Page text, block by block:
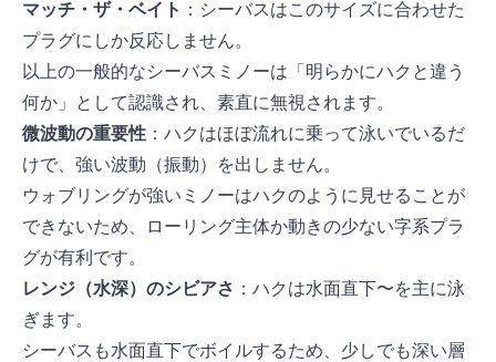
マッチ・ザ・ベイト ：シーバスはこのサイズに合わせた
プラグにしか反応しません。
10cm以上の一般的なシーバスミノーは「明らかにハクと違う
何か」として認識され、素直に無視されます。
微波動の重要性 ：ハクはほぼ流れに乗って泳いでいるだ
けで、強い波動（振動）を出しません。
ウォブリングが強いミノーはハクのように見せることが
できないため、ローリング主体か動きの少ないI字系プラ
グが有利です。
レンジ（水深）のシビアさ ：ハクは水面直下0〜10cmを主に泳
ぎます。
シーバスも水面直下でボイルするため、少しでも深い層